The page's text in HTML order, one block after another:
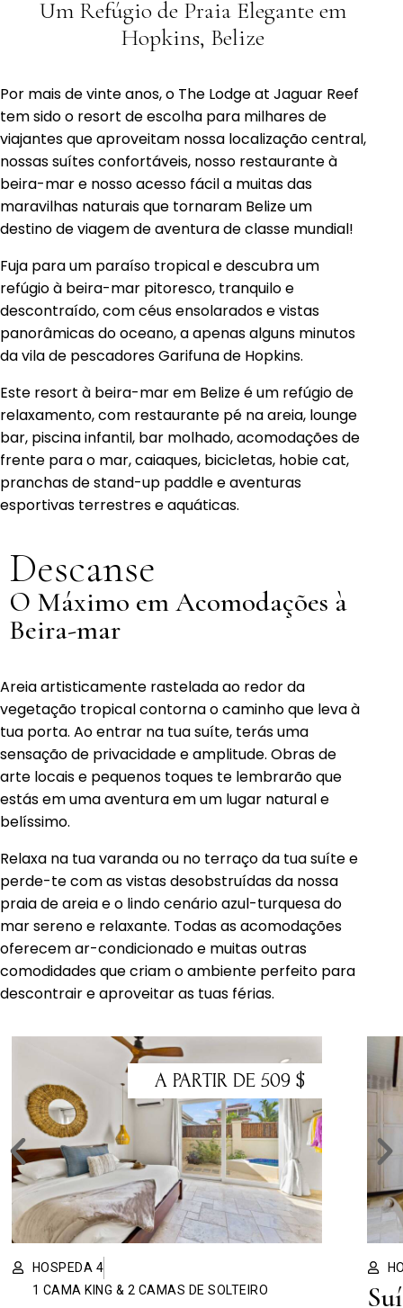
Um Refúgio de Praia Elegante em
Hopkins, Belize
Por mais de vinte anos, o The Lodge at Jaguar Reef
tem sido o resort de escolha para milhares de
viajantes que aproveitam nossa localização central,
nossas suítes confortáveis, nosso restaurante à
beira-mar e nosso acesso fácil a muitas das
maravilhas naturais que tornaram Belize um
destino de viagem de aventura de classe mundial!
Fuja para um paraíso tropical e descubra um
refúgio à beira-mar pitoresco, tranquilo e
descontraído, com céus ensolarados e vistas
panorâmicas do oceano, a apenas alguns minutos
da vila de pescadores Garifuna de Hopkins.
Este resort à beira-mar em Belize é um refúgio de
relaxamento, com restaurante pé na areia, lounge
bar, piscina infantil, bar molhado, acomodações de
frente para o mar, caiaques, bicicletas, hobie cat,
pranchas de stand-up paddle e aventuras
esportivas terrestres e aquáticas.
Descanse
O Máximo em Acomodações à
Beira-mar
Areia artisticamente rastelada ao redor da
vegetação tropical contorna o caminho que leva à
tua porta. Ao entrar na tua suíte, terás uma
sensação de privacidade e amplitude. Obras de
arte locais e pequenos toques te lembrarão que
estás em uma aventura em um lugar natural e
belíssimo.
Relaxa na tua varanda ou no terraço da tua suíte e
perde-te com as vistas desobstruídas da nossa
praia de areia e o lindo cenário azul-turquesa do
mar sereno e relaxante. Todas as acomodações
oferecem ar-condicionado e muitas outras
comodidades que criam o ambiente perfeito para
descontrair e aproveitar as tuas férias.
A PARTIR DE 509 $
HOSPEDA 4
1 CAMA KING & 2 CAMAS DE SOLTEIRO